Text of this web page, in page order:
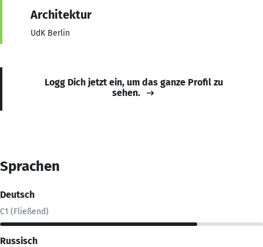
Architektur
UdK Berlin
Logg Dich jetzt ein, um das ganze Profil zu
sehen.
Sprachen
Deutsch
C1 (Fließend)
Russisch